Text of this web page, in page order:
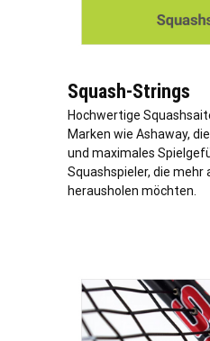
Squash-Strings
Hochwertige
Marken wie Ashaway,
und maximales
Squashspieler, die mehr
herausholen möchten.